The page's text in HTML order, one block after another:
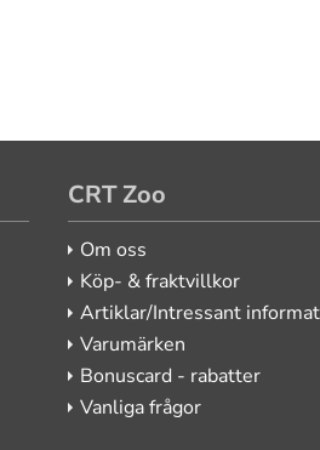
CRT Zoo
Om oss
Köp- & fraktvillkor
Artiklar/Intressant
Varumärken
Bonuscard - rabatter
Vanliga frågor